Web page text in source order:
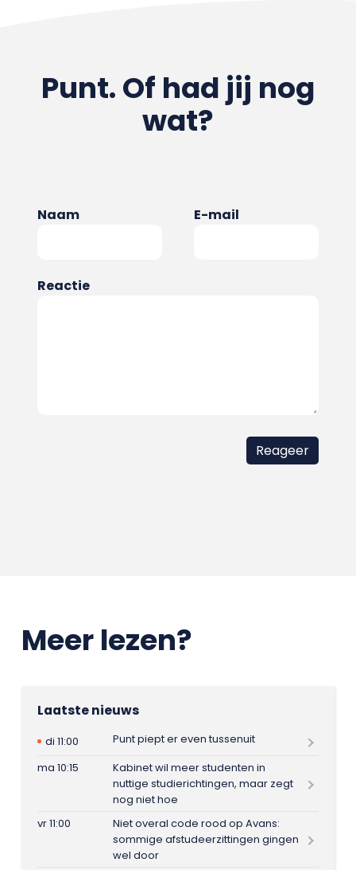
Punt. Of had jij nog
wat?
Naam E-mail
Reactie
Meer lezen?
Laatste nieuws
di 11:00
Punt piept er even tussenuit
ma 10:15
Kabinet wil meer studenten in
nuttige studierichtingen, maar zegt
nog niet hoe
vr 11:00
Niet overal code rood op Avans:
sommige afstudeerzittingen gingen
wel door